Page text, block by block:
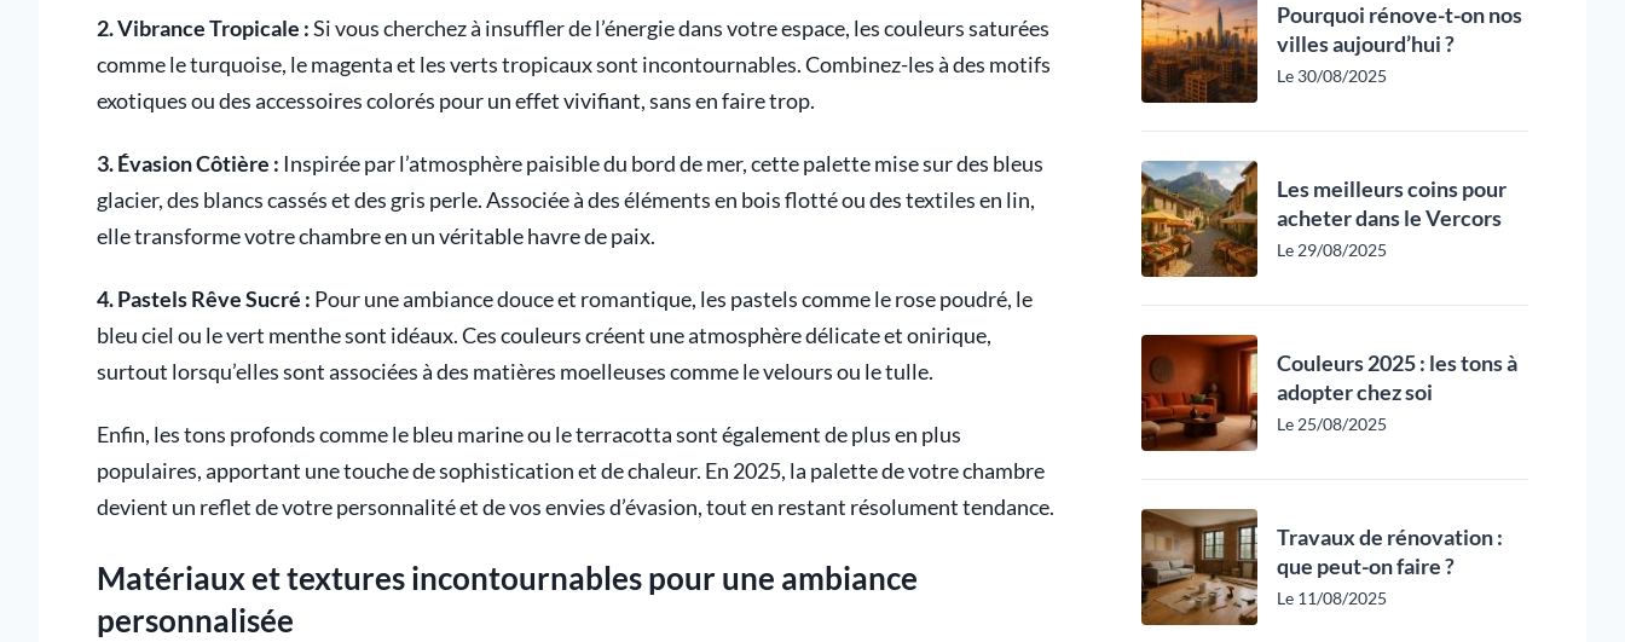
2. Vibrance Tropicale :Si vous cherchez à insuffler de l’énergie dans votre espace, les couleurs saturées
comme le turquoise, le magenta et les verts tropicaux sont incontournables. Combinez-les à des motifs
exotiques ou des accessoires colorés pour un effet vivifiant, sans en faire trop.
3. Évasion Côtière : Inspirée par l’atmosphère paisible du bord de mer, cette palette mise sur des bleus
glacier, des blancs cassés et des gris perle. Associée à des éléments en bois flotté ou des textiles en lin,
elle transforme votre chambre en un véritable havre de paix.
4. Pastels Rêve Sucré : Pour une ambiance douce et romantique, les pastels comme le rose poudré, le
bleu ciel ou le vert menthe sont idéaux. Ces couleurs créent une atmosphère délicate et onirique,
surtout lorsqu’elles sont associées à des matières moelleuses comme le velours ou le tulle.
Enfin, les tons profonds comme le bleu marine ou le terracotta sont également de plus en plus
populaires, apportant une touche de sophistication et de chaleur. En 2025, la palette de votre chambre
devient un reflet de votre personnalité et de vos envies d’évasion, tout en restant résolument tendance.
Matériaux et textures incontournables pour une ambiance
personnalisée
Pourquoi rénove-t-on nos
villes aujourd’hui ?
Le 30/08/2025
Les meilleurs coins pour
acheter dans le Vercors
Le 29/08/2025
Couleurs 2025 : les tons à
adopter chez soi
Le 25/08/2025
Travaux de rénovation :
que peut-on faire ?
Le 11/08/2025